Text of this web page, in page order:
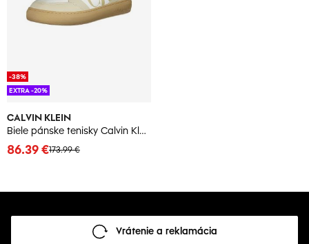
CALVIN KLEIN
Biele pánske tenisky Calvin Klein
173.99 €
86.39 €
-38%
EXTRA -20%
Vrátenie a reklamácia